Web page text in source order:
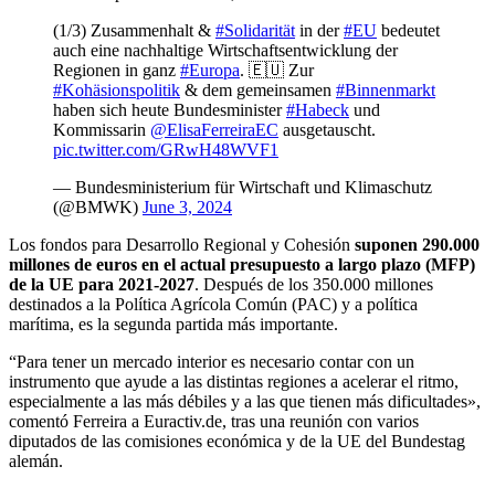
(1/3) Zusammenhalt & #Solidarität in der#EU bedeutet
auch eine nachhaltige Wirtschaftsentwicklung der
Regionen in ganz #Europa. 🇪🇺 Zur
#Kohäsionspolitik & dem gemeinsamen #Binnenmarkt
haben sich heute Bundesminister#Habeck und
Kommissarin @ElisaFerreiraEC ausgetauscht.
pic.twitter.com/GRwH48WVF1
— Bundesministerium für Wirtschaft und Klimaschutz
(@BMWK) June 3, 2024
Los fondos para Desarrollo Regional y Cohesión suponen 290.000
millones de euros en el actual presupuesto a largo plazo (MFP)
de la UE para 2021-2027. Después de los 350.000 millones
destinados a la Política Agrícola Común (PAC) y a política
marítima, es la segunda partida más importante.
“Para tener un mercado interior es necesario contar con un
instrumento que ayude a las distintas regiones a acelerar el ritmo,
especialmente a las más débiles y a las que tienen más dificultades»,
comentó Ferreira a Euractiv.de, tras una reunión con varios
diputados de las comisiones económica y de la UE del Bundestag
alemán.